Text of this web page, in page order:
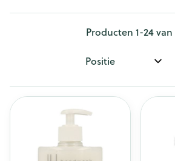
Producten 1-24van
Sorteer op: